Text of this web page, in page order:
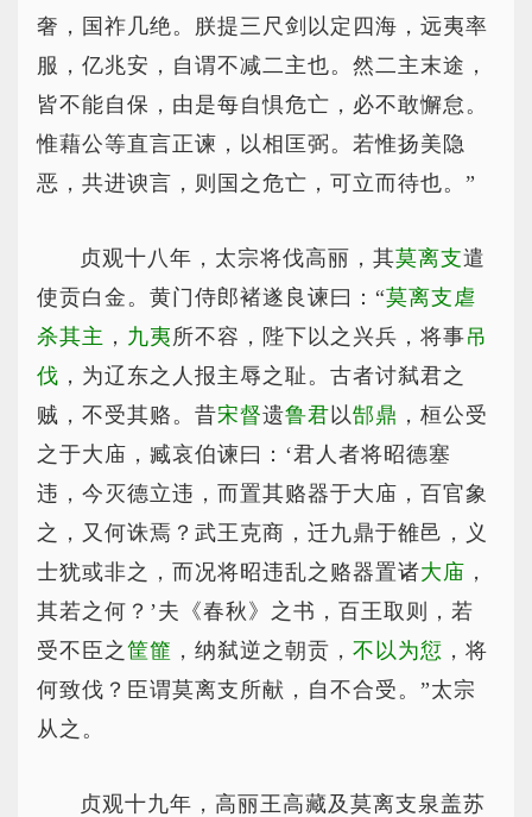
奢，国祚几绝。朕提三尺剑以定四海，远夷率
服，亿兆安，自谓不减二主也。然二主末途，
皆不能自保，由是每自惧危亡，必不敢懈怠。
惟藉公等直言正谏，以相匡弼。若惟扬美隐
恶，共进谀言，则国之危亡，可立而待也。”
贞观十八年，太宗将伐高丽，其莫离支遣
使贡白金。黄门侍郎褚遂良谏曰：“莫离支虐
杀其主 ， 九夷所不容，陛下以之兴兵，将事吊
伐 ，为辽东之人报主辱之耻。古者讨弑君之
贼，不受其赂。昔宋督遗鲁君 以郜鼎 ，桓公受
之于大庙，臧哀伯谏曰：‘君人者将昭德塞
违，今灭德立违，而置其赂器于大庙，百官象
之，又何诛焉？武王克商，迁九鼎于雒邑，义
士犹或非之，而况将昭违乱之赂器置诸大庙 ，
其若之何？’夫《春秋》之书，百王取则，若
受不臣之 筐篚 ，纳弑逆之朝贡， 不以为愆 ，将
何致伐？臣谓莫离支所献，自不合受。”太宗
从之。
贞观十九年，高丽王高藏及莫离支泉盖苏